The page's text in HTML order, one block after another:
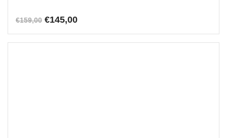
€159,00 Oorspronkelijke
was:
€145,00Huidige
is: